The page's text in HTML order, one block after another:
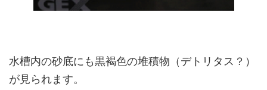
水槽内の砂底にも黒褐色の堆積物（デトリタス？）
が見られます。